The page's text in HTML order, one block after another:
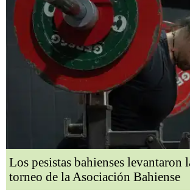
Los pesistas bahienses levantaron
torneo de la Asociación Bahiense